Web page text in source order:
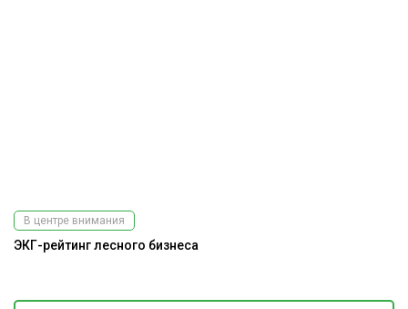
В центре внимания
ЭКГ-рейтинг лесного бизнеса